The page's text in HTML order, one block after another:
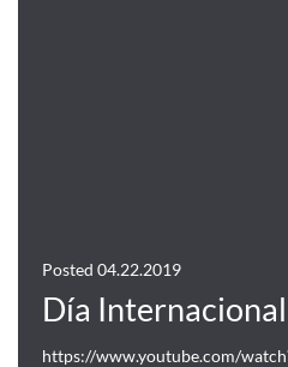
Posted 04.22.2019
Día
https://www.youtube.com/